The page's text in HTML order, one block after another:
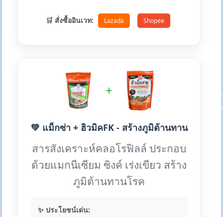
🛒 สั่งซื้ออินเวท: Lazada Shopee
+
💚 แม็กซ่า + ฮิวมิคFK - สร้างภูมิต้านทาน
สารสังเคราะห์คลอโรฟิลล์ ประกอบ
ด้วยแมกนีเซียม ซิงค์ เร่งเขียว สร้าง
ภูมิต้านทานโรค
✨ ประโยชน์เด่น: